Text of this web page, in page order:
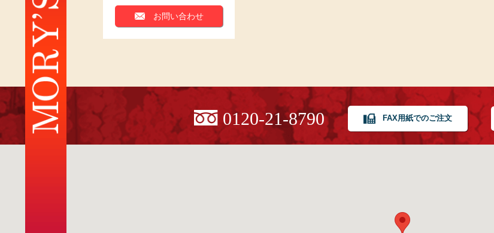
お問い合わせ
0120-21-8790 FAX用紙でのご注文